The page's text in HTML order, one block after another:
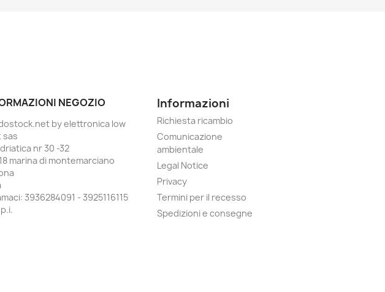
NEGOZIO
by elettronica low
sas
nr 30 -32
marina di montemarciano
3936284091 - 3925116115
p.i.
Informazioni
Richiesta ricambio
Comunicazione
ambientale
Legal Notice
Privacy
Termini per il recesso
Spedizioni e consegne